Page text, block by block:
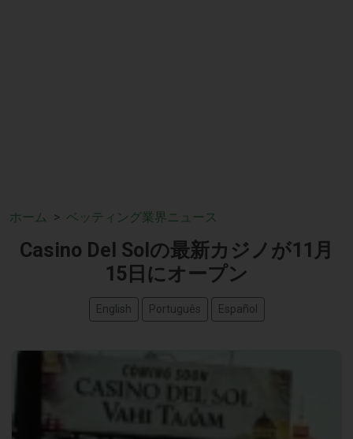
ホーム ベッティング業界ニュース
Casino Del Solの最新カジノが11月
15日にオープン
English Português Español